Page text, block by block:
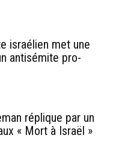
israélien met une
antisémite pro-
réplique par un
« Mort à Israël »